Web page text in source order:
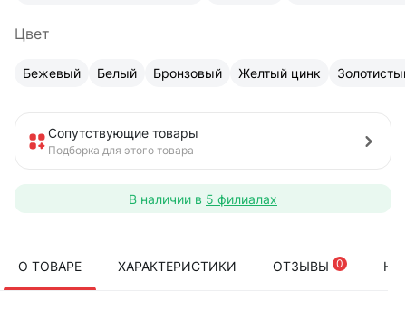
Цвет
Бежевый Белый Бронзовый Желтый цинк
Сопутствующие товары
Подборка для этого товара
В наличии в 5 филиалах
О ТОВАРЕ ХАРАКТЕРИСТИКИ ОТЗЫВЫ 0